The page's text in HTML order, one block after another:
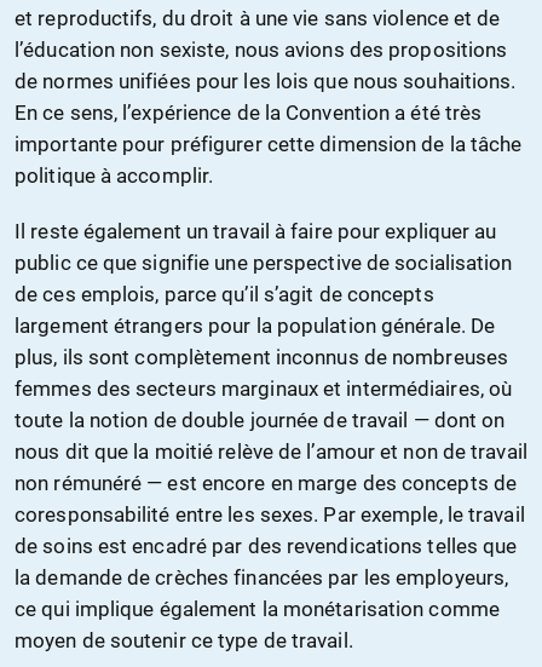
et reproductifs, du droit à une vie sans violence et de
l’éducation non sexiste, nous avions des propositions
de normes unifiées pour les lois que nous souhaitions.
En ce sens, l’expérience de la Convention a été très
importante pour préfigurer cette dimension de la tâche
politique à accomplir.
Il reste également un travail à faire pour expliquer au
public ce que signifie une perspective de socialisation
de ces emplois, parce qu’il s’agit de concepts
largement étrangers pour la population générale. De
plus, ils sont complètement inconnus de nombreuses
femmes des secteurs marginaux et intermédiaires, où
toute la notion de double journée de travail — dont on
nous dit que la moitié relève de l’amour et non de travail
non rémunéré — est encore en marge des concepts de
coresponsabilité entre les sexes. Par exemple, le travail
de soins est encadré par des revendications telles que
la demande de crèches financées par les employeurs,
ce qui implique également la monétarisation comme
moyen de soutenir ce type de travail.